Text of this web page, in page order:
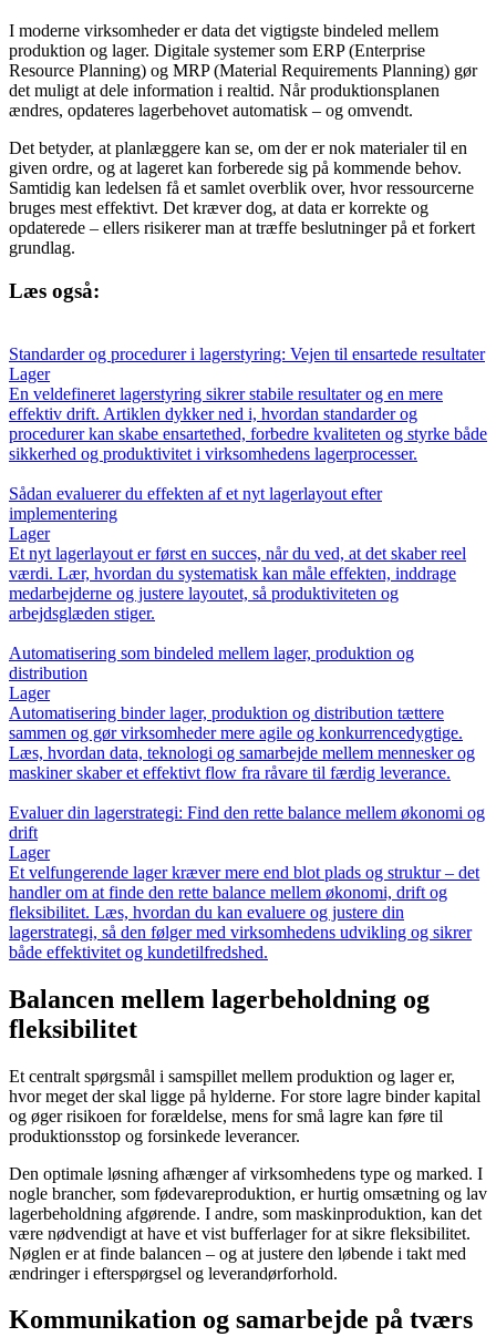
I moderne virksomheder er data det vigtigste bindeled mellem
produktion og lager. Digitale systemer som ERP (Enterprise
Resource Planning) og MRP (Material Requirements Planning) gør
det muligt at dele information i realtid. Når produktionsplanen
ændres, opdateres lagerbehovet automatisk – og omvendt.
Det betyder, at planlæggere kan se, om der er nok materialer til en
given ordre, og at lageret kan forberede sig på kommende behov.
Samtidig kan ledelsen få et samlet overblik over, hvor ressourcerne
bruges mest effektivt. Det kræver dog, at data er korrekte og
opdaterede – ellers risikerer man at træffe beslutninger på et forkert
grundlag.
Læs også:
Standarder og procedurer i lagerstyring: Vejen til ensartede resultater
Lager
En veldefineret lagerstyring sikrer stabile resultater og en mere
effektiv drift. Artiklen dykker ned i, hvordan standarder og
procedurer kan skabe ensartethed, forbedre kvaliteten og styrke både
sikkerhed og produktivitet i virksomhedens lagerprocesser.
Sådan evaluerer du effekten af et nyt lagerlayout efter
implementering
Lager
Et nyt lagerlayout er først en succes, når du ved, at det skaber reel
værdi. Lær, hvordan du systematisk kan måle effekten, inddrage
medarbejderne og justere layoutet, så produktiviteten og
arbejdsglæden stiger.
Automatisering som bindeled mellem lager, produktion og
distribution
Lager
Automatisering binder lager, produktion og distribution tættere
sammen og gør virksomheder mere agile og konkurrencedygtige.
Læs, hvordan data, teknologi og samarbejde mellem mennesker og
maskiner skaber et effektivt flow fra råvare til færdig leverance.
Evaluer din lagerstrategi: Find den rette balance mellem økonomi og
drift
Lager
Et velfungerende lager kræver mere end blot plads og struktur – det
handler om at finde den rette balance mellem økonomi, drift og
fleksibilitet. Læs, hvordan du kan evaluere og justere din
lagerstrategi, så den følger med virksomhedens udvikling og sikrer
både effektivitet og kundetilfredshed.
Balancen mellem lagerbeholdning og
fleksibilitet
Et centralt spørgsmål i samspillet mellem produktion og lager er,
hvor meget der skal ligge på hylderne. For store lagre binder kapital
og øger risikoen for forældelse, mens for små lagre kan føre til
produktionsstop og forsinkede leverancer.
Den optimale løsning afhænger af virksomhedens type og marked. I
nogle brancher, som fødevareproduktion, er hurtig omsætning og lav
lagerbeholdning afgørende. I andre, som maskinproduktion, kan det
være nødvendigt at have et vist bufferlager for at sikre fleksibilitet.
Nøglen er at finde balancen – og at justere den løbende i takt med
ændringer i efterspørgsel og leverandørforhold.
Kommunikation og samarbejde på tværs